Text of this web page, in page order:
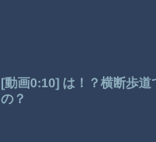
[動画0:10] は！？横断歩
の？